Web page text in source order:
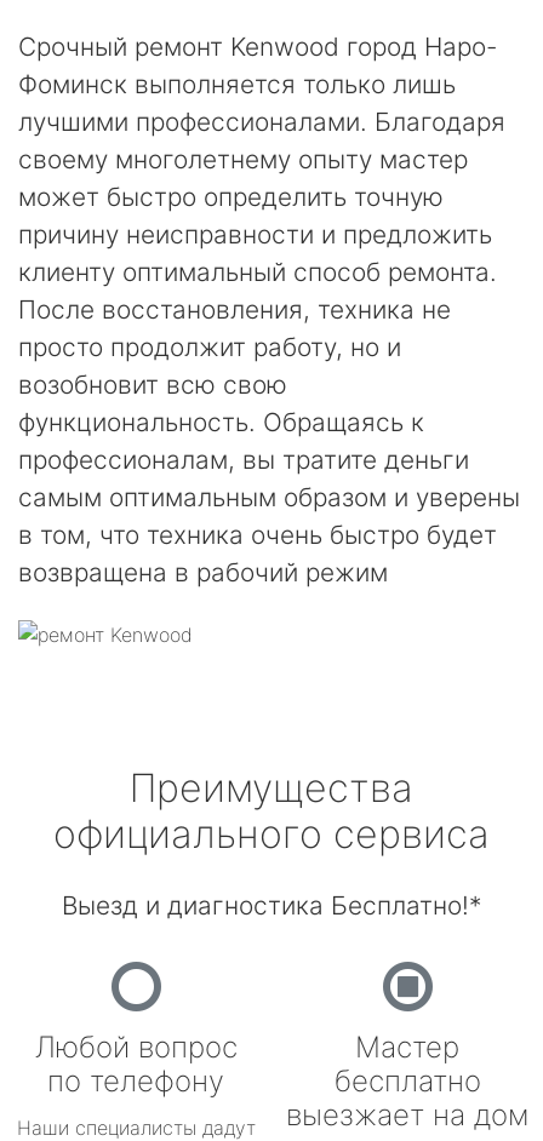
Срочный ремонт Kenwood город Наро-
Фоминск выполняется только лишь
лучшими профессионалами. Благодаря
своему многолетнему опыту мастер
может быстро определить точную
причину неисправности и предложить
клиенту оптимальный способ ремонта.
После восстановления, техника не
просто продолжит работу, но и
возобновит всю свою
функциональность. Обращаясь к
профессионалам, вы тратите деньги
самым оптимальным образом и уверены
в том, что техника очень быстро будет
возвращена в рабочий режим
Преимущества
официального сервиса
Выезд и диагностика Бесплатно!*
Любой вопрос
по телефону
Наши специалисты дадут
Мастер
бесплатно
выезжает на дом